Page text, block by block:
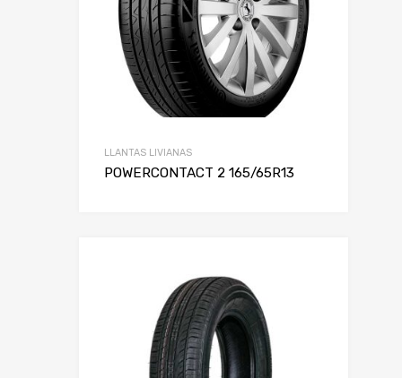
LLANTAS LIVIANAS
POWERCONTACT 2 165/65R13